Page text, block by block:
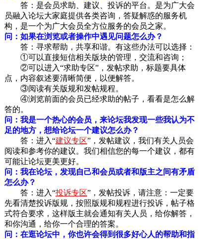
答：是会员求助、建议、投诉的平台。是为广大会
员融入论坛大家庭提供各类咨询，答疑解惑的服务机
构，是一个为广大会员全方位服务的会员之家。
问：如果在浏览或者操作中遇见问题怎么办？
答：寻求帮助，共享和谐。有这些办法可以选择：
①可以直接短信相关版块的管理，交流和咨询；
②可以进入“求助专区”，发帖求助，标题要具体
点，内容叙述要清晰简便，以便解答。
③阅读有关版规和发帖规程。
④浏览前面的会员已经求助的帖子，看看是怎么解
答的。
问：我是一个热心的会员，来论坛我发现一些我认为不
足的地方，想给论坛一个建议怎么办？
答：进入“建议专区”，发帖建议，我们有关人员会
阅读和参考你的建议。我们相信您的每一个建议，都有
可能让论坛更美更好。
问：我在论坛，发现自己和会员或者和版主之间有矛盾
怎么办？
答：进入“投诉专区”，发帖投诉，请注意：一定要
先看清楚投诉版规，按照版规和规程进行投诉，帖子格
式符合要求，这样版主就会通知有关人员，给你解答，
和你沟通，给你一个合理的答案。
问：在逛论坛中，你也许会得到很多好心人的帮助和指